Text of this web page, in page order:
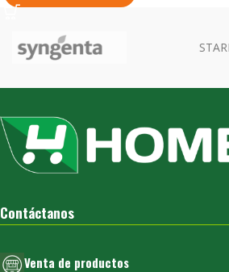
Contáctanos
Venta de productos